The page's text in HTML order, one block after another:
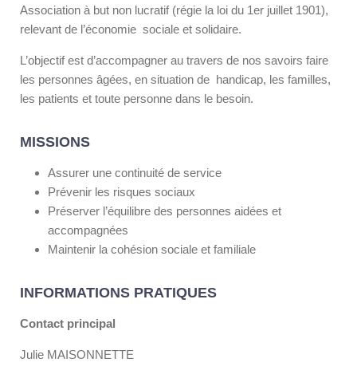
Association à but non lucratif (régie la loi du 1er juillet 1901),
relevant de l’économie sociale et solidaire.
L’objectif est d’accompagner au travers de nos savoirs faire
les personnes âgées, en situation de handicap, les familles,
les patients et toute personne dans le besoin.
MISSIONS
Assurer une continuité de service
Prévenir les risques sociaux
Préserver l’équilibre des personnes aidées et
accompagnées
Maintenir la cohésion sociale et familiale
INFORMATIONS PRATIQUES
Contact principal
Julie MAISONNETTE